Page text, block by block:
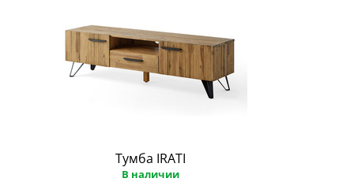
Тумба IRATI
В наличии